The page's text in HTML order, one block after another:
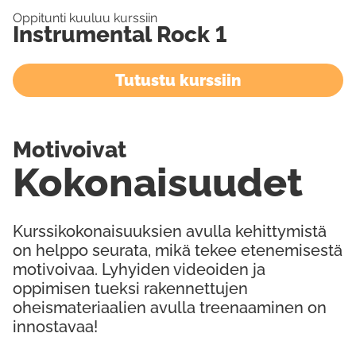
Oppitunti kuuluu kurssiin
Instrumental Rock 1
Tutustu kurssiin
Kurssikokonaisuuksien avulla kehittymistä
on helppo seurata, mikä tekee etenemisestä
motivoivaa. Lyhyiden videoiden ja
oppimisen tueksi rakennettujen
oheismateriaalien avulla treenaaminen on
innostavaa!
Kokonaisuudet
Motivoivat